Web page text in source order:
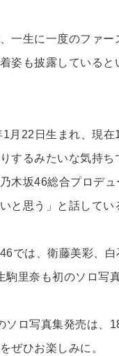
一生に一度のファー
姿も披露している
22日生まれ、現在
りするみたいな気持
木坂46総合プロデ
と思う」と話してい
では、衛藤美彩、
駒里奈も初のソロ写
ロ写真集発売は、
ぜひお楽しみに。